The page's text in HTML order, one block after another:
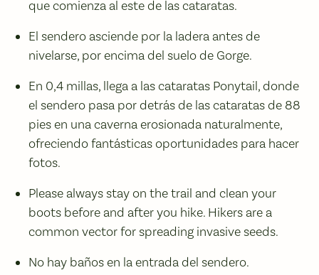
que comienza al este de las cataratas.
El sendero asciende por la ladera antes de
nivelarse, por encima del suelo de Gorge.
En 0,4 millas, llega a las cataratas Ponytail, donde
el sendero pasa por detrás de las cataratas de 88
pies en una caverna erosionada naturalmente,
ofreciendo fantásticas oportunidades para hacer
fotos.
Please always stay on the trail and clean your
boots before and after you hike. Hikers are a
common vector for spreading invasive seeds.
No hay baños en la entrada del sendero.